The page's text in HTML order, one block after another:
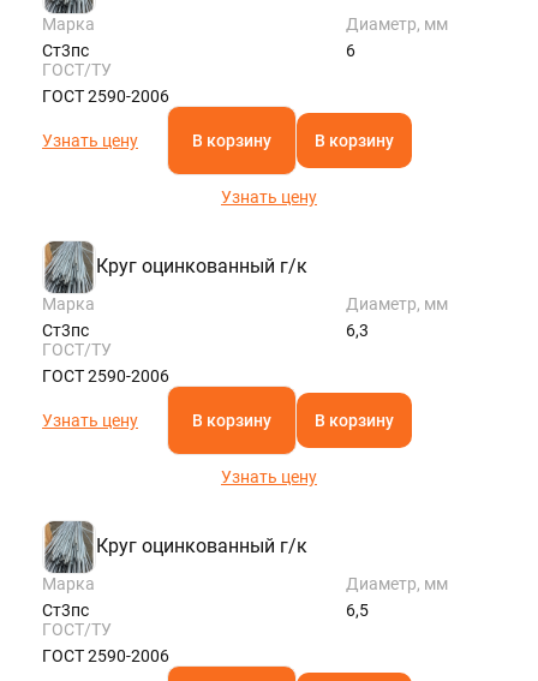
Марка
Ст3пс
Диаметр, мм
6
ГОСТ/ТУ
ГОСТ 2590-2006
Узнать цену В корзину В корзину
Узнать цену
Круг оцинкованный г/к
Марка
Ст3пс
Диаметр, мм
6,3
ГОСТ/ТУ
ГОСТ 2590-2006
Узнать цену В корзину В корзину
Узнать цену
Круг оцинкованный г/к
Марка
Ст3пс
Диаметр, мм
6,5
ГОСТ/ТУ
ГОСТ 2590-2006